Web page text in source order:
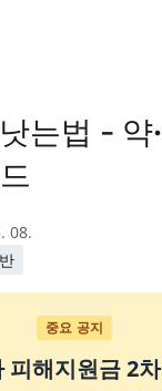
는법 - 약
08.
중요 공지
피해지원금 2